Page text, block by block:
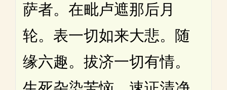
萨者。在毗卢遮那后月
轮。表一切如来大悲。随
缘六趣。拔济一切有情。